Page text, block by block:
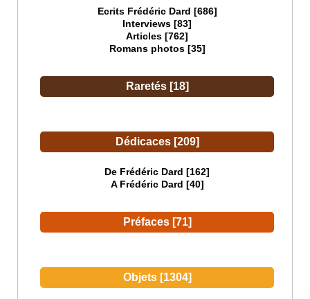
Ecrits Frédéric Dard [686]
Interviews [83]
Articles [762]
Romans photos [35]
Raretés [18]
Dédicaces [209]
De Frédéric Dard [162]
A Frédéric Dard [40]
Préfaces [71]
Objets [1304]